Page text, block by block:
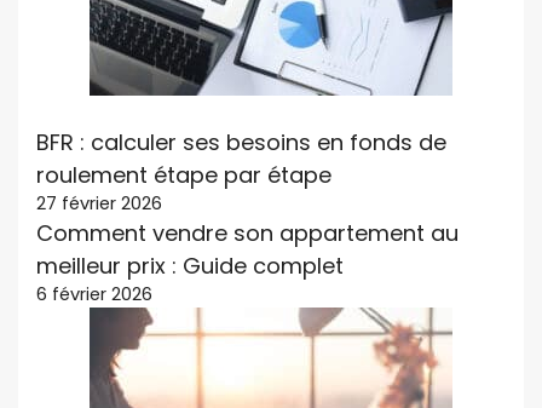
BFR : calculer ses besoins en fonds de
roulement étape par étape
27 février 2026
Comment vendre son appartement au
meilleur prix : Guide complet
6 février 2026